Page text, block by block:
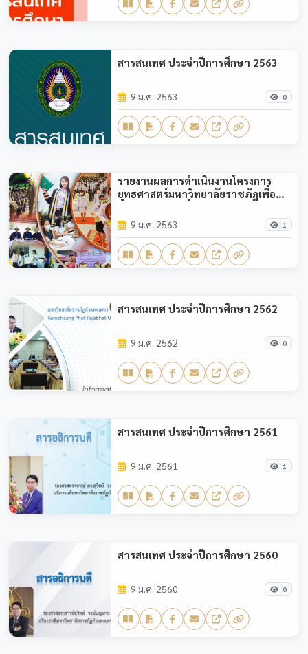
สารสนเทศ ประจำปีการศึกษา 2563
9 ม.ค. 2563 0
รายงานผลการดำเนินงานโครงการ
ยุทธศาสตร์มหาวิทยาลัยราชภัฏเพื่อ
9 ม.ค. 2563 1
สารสนเทศ ประจำปีการศึกษา 2562
9 ม.ค. 2562 0
สารสนเทศ ประจำปีการศึกษา 2561
9 ม.ค. 2561 1
สารสนเทศ ประจำปีการศึกษา 2560
9 ม.ค. 2560 0